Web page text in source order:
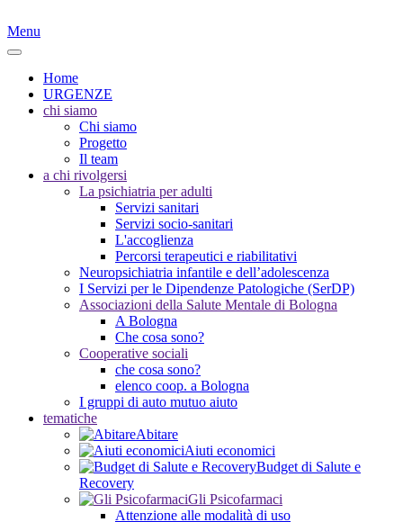
Menu
Home
URGENZE
chi siamo
Chi siamo
Progetto
Il team
a chi rivolgersi
La psichiatria per adulti
Servizi sanitari
Servizi socio-sanitari
L'accoglienza
Percorsi terapeutici e riabilitativi
Neuropsichiatria infantile e dell’adolescenza
I Servizi per le Dipendenze Patologiche (SerDP)
Associazioni della Salute Mentale di Bologna
A Bologna
Che cosa sono?
Cooperative sociali
che cosa sono?
elenco coop. a Bologna
I gruppi di auto mutuo aiuto
tematiche
Abitare
Aiuti economici
Budget di Salute e
Recovery
Gli Psicofarmaci
Attenzione alle modalità di uso